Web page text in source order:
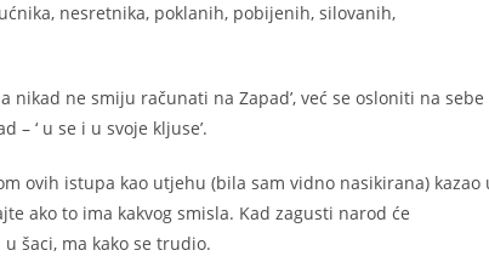
nesretnika, poklanih, pobijenih, silovanih,
nikad ne smiju računati na Zapad’, već se osloniti na sebe
‘ u se i u svoje kljuse’.
ovih istupa kao utjehu (bila sam vidno nasikirana) kazao
ako to ima kakvog smisla. Kad zagusti narod će
šaci, ma kako se trudio.